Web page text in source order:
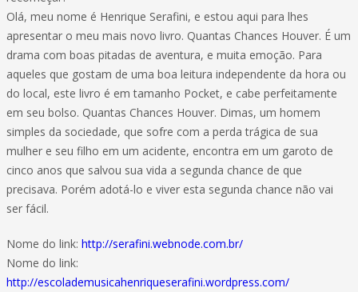
Olá, meu nome é Henrique Serafini, e estou aqui para lhes
apresentar o meu mais novo livro. Quantas Chances Houver. É um
drama com boas pitadas de aventura, e muita emoção. Para
aqueles que gostam de uma boa leitura independente da hora ou
do local, este livro é em tamanho Pocket, e cabe perfeitamente
em seu bolso. Quantas Chances Houver. Dimas, um homem
simples da sociedade, que sofre com a perda trágica de sua
mulher e seu filho em um acidente, encontra em um garoto de
cinco anos que salvou sua vida a segunda chance de que
precisava. Porém adotá-lo e viver esta segunda chance não vai
ser fácil.
Nome do link: http://serafini.webnode.com.br/
Nome do link:
http://escolademusicahenriqueserafini.wordpress.com/